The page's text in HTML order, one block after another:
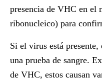
presencia de VHC en el
ribonucleico) para
Si el virus está
una prueba de sangre.
de VHC, estos causan